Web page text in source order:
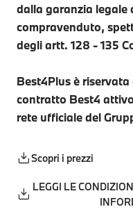
dalla garanzia legale
compravenduto,
degli artt. 128 - 135
Best4Plus è
contratto Best4
rete ufficiale del
Scopri i prezzi
LEGGI LE